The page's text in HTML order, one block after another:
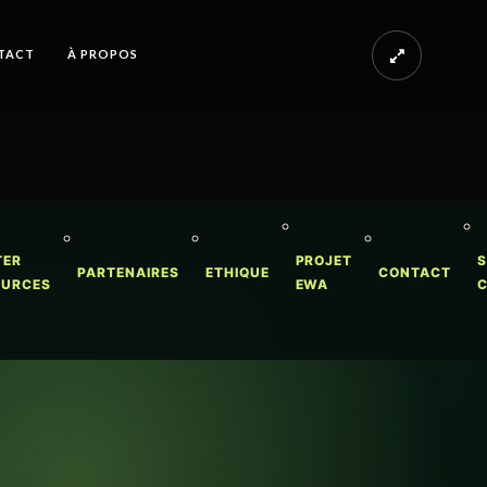
À PROPOS
PARTENAIRES ETHIQUE
PROJET
EWA
CONTACT